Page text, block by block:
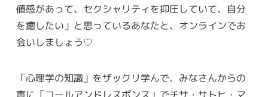
値感があって、セクシャリティを抑圧していて、自分
を癒したい」と思っているあなたと、オンラインでお
会いしましょう♡
「心理学の知識」をザックリ学んで、みなさんからの